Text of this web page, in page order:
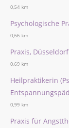
0,54 km
Psychologische
0,66 km
Praxis, Düsseldorf
0,69 km
Heilpraktikerin
0,99 km
Praxis für